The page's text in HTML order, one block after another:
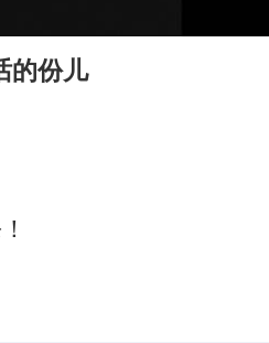
提美国原子弹
争议 本人回应
的份儿